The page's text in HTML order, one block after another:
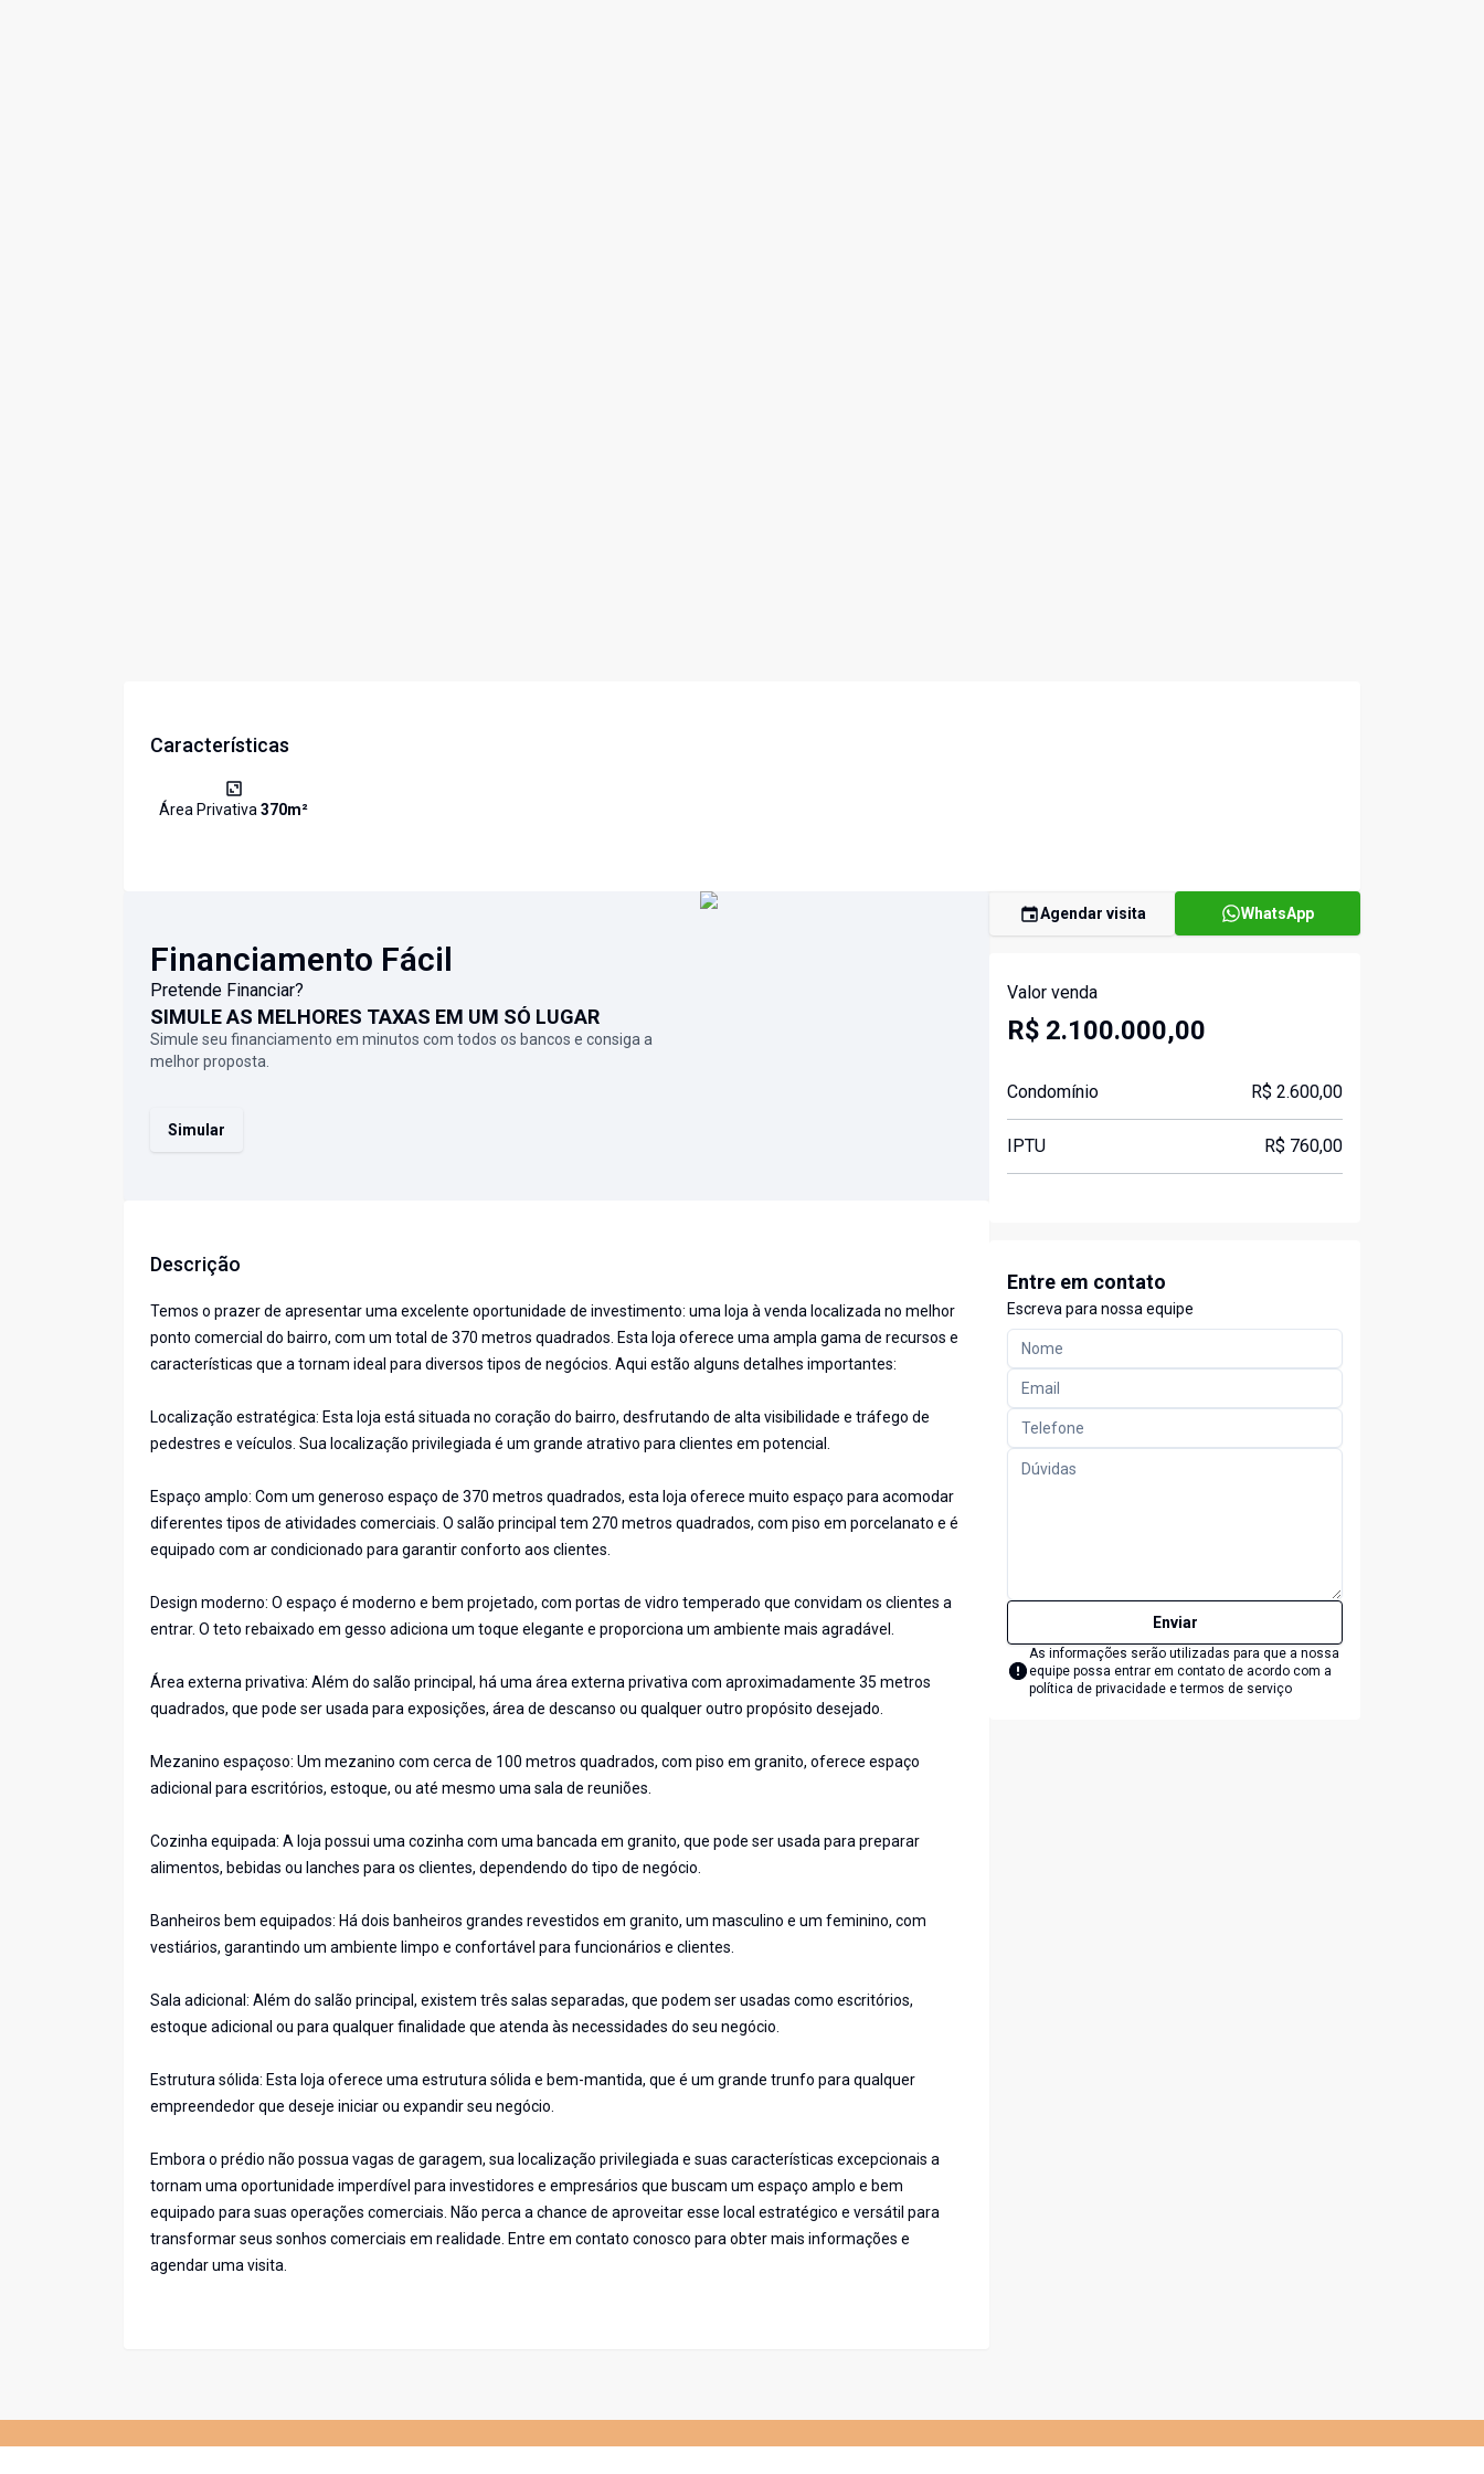
Características
Área Privativa370m²
Financiamento Fácil
Pretende Financiar?
SIMULE AS MELHORES TAXAS EM UM SÓ LUGAR
Simule seu financiamento em minutos com todos os bancos e consiga a
melhor proposta.
Simular
Descrição
Temos o prazer de apresentar uma excelente oportunidade de investimento: uma loja à venda localizada no melhor
ponto comercial do bairro, com um total de 370 metros quadrados. Esta loja oferece uma ampla gama de recursos e
características que a tornam ideal para diversos tipos de negócios. Aqui estão alguns detalhes importantes:
Localização estratégica: Esta loja está situada no coração do bairro, desfrutando de alta visibilidade e tráfego de
pedestres e veículos. Sua localização privilegiada é um grande atrativo para clientes em potencial.
Espaço amplo: Com um generoso espaço de 370 metros quadrados, esta loja oferece muito espaço para acomodar
diferentes tipos de atividades comerciais. O salão principal tem 270 metros quadrados, com piso em porcelanato e é
equipado com ar condicionado para garantir conforto aos clientes.
Design moderno: O espaço é moderno e bem projetado, com portas de vidro temperado que convidam os clientes a
entrar. O teto rebaixado em gesso adiciona um toque elegante e proporciona um ambiente mais agradável.
Área externa privativa: Além do salão principal, há uma área externa privativa com aproximadamente 35 metros
quadrados, que pode ser usada para exposições, área de descanso ou qualquer outro propósito desejado.
Mezanino espaçoso: Um mezanino com cerca de 100 metros quadrados, com piso em granito, oferece espaço
adicional para escritórios, estoque, ou até mesmo uma sala de reuniões.
Cozinha equipada: A loja possui uma cozinha com uma bancada em granito, que pode ser usada para preparar
alimentos, bebidas ou lanches para os clientes, dependendo do tipo de negócio.
Banheiros bem equipados: Há dois banheiros grandes revestidos em granito, um masculino e um feminino, com
vestiários, garantindo um ambiente limpo e confortável para funcionários e clientes.
Sala adicional: Além do salão principal, existem três salas separadas, que podem ser usadas como escritórios,
estoque adicional ou para qualquer finalidade que atenda às necessidades do seu negócio.
Estrutura sólida: Esta loja oferece uma estrutura sólida e bem-mantida, que é um grande trunfo para qualquer
empreendedor que deseje iniciar ou expandir seu negócio.
Embora o prédio não possua vagas de garagem, sua localização privilegiada e suas características excepcionais a
tornam uma oportunidade imperdível para investidores e empresários que buscam um espaço amplo e bem
equipado para suas operações comerciais. Não perca a chance de aproveitar esse local estratégico e versátil para
transformar seus sonhos comerciais em realidade. Entre em contato conosco para obter mais informações e
agendar uma visita.
Agendar visita WhatsApp
Valor venda
R$ 2.100.000,00
Condomínio R$ 2.600,00
IPTU R$ 760,00
Entre em contato
Escreva para nossa equipe
Enviar
As informações serão utilizadas para que a nossa
equipe possa entrar em contato de acordo com a
política de privacidade e termos de serviço